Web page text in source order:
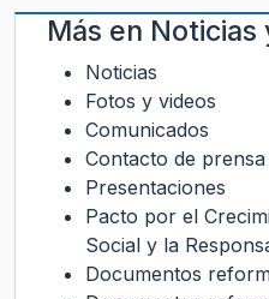
Más en Noticias
Noticias
Fotos y videos
Comunicados
Contacto de prensa
Presentaciones
Pacto por el
Social y la
Documentos